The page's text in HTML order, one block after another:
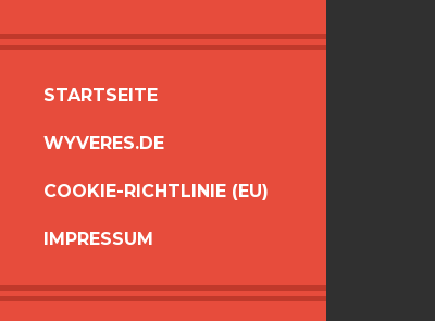
SPRINGEN
STARTSEITE
WYVERES.DE
COOKIE-RICHTLINIE (EU)
IMPRESSUM